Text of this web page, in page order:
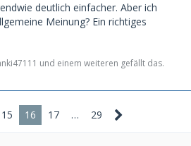
deutlich einfacher. Aber ich
Meinung? Ein richtiges
und einem weiteren gefällt das.
15 16 17 … 29